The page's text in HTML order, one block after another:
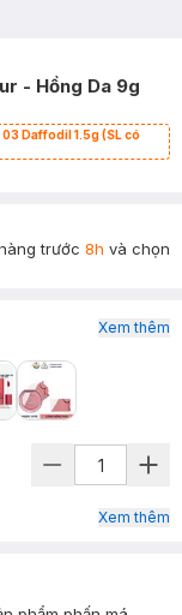
- Hồng Da 9g
03 Daffodil 1.5g (SL có
trước 8h và chọn
Xem thêm
Xem thêm